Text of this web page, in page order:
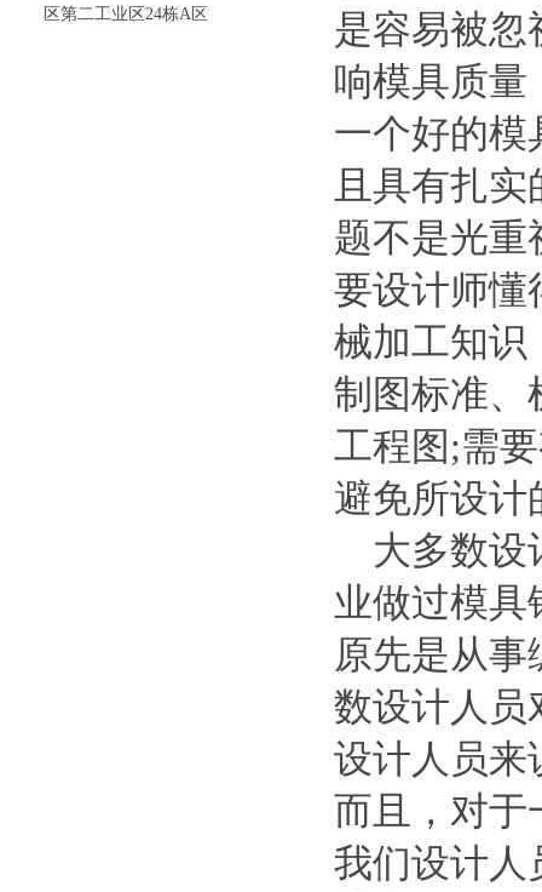
区第二工业区24栋A区
是容易被忽
响模具质量
一个好的模
且具有扎
题不是光重
要设计师懂
械加工知识
制图标准、
工程图;需
避免所设计
大多数设
业做过模具
原先是从
数设计人员
设计人员来
而且，对于
我们设计人